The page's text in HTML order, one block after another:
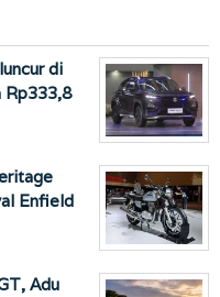
di
Rp333,8
Enfield
Adu